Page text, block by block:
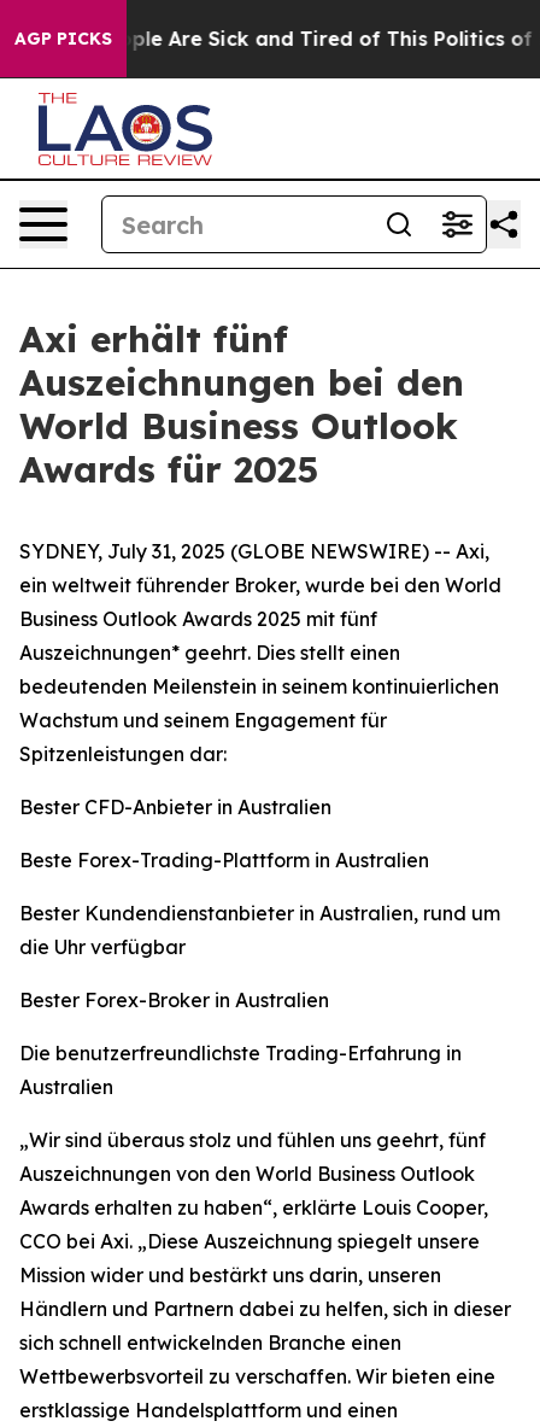
AGP PICKS
“People Are Sick and Tired of This Politics of
Axi erhält fünf
Auszeichnungen bei den
World Business Outlook
Awards für 2025
SYDNEY, July 31, 2025 (GLOBE NEWSWIRE) -- Axi,
ein weltweit führender Broker, wurde bei den World
Business Outlook Awards 2025 mit fünf
Auszeichnungen* geehrt. Dies stellt einen
bedeutenden Meilenstein in seinem kontinuierlichen
Wachstum und seinem Engagement für
Spitzenleistungen dar:
Bester CFD-Anbieter in Australien
Beste Forex-Trading-Plattform in Australien
Bester Kundendienstanbieter in Australien, rund um
die Uhr verfügbar
Bester Forex-Broker in Australien
Die benutzerfreundlichste Trading-Erfahrung in
Australien
„Wir sind überaus stolz und fühlen uns geehrt, fünf
Auszeichnungen von den World Business Outlook
Awards erhalten zu haben“, erklärte Louis Cooper,
CCO bei Axi. „Diese Auszeichnung spiegelt unsere
Mission wider und bestärkt uns darin, unseren
Händlern und Partnern dabei zu helfen, sich in dieser
sich schnell entwickelnden Branche einen
Wettbewerbsvorteil zu verschaffen. Wir bieten eine
erstklassige Handelsplattform und einen